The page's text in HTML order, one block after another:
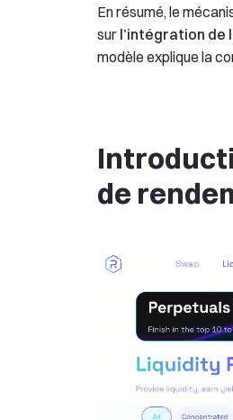
En résumé, le
sur l’intégration de
modèle explique la
de